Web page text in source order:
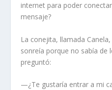
internet para poder
mensaje?
La conejita, llamada
sonreía porque no sabía de
preguntó:
—¿Te gustaría entrar a mi